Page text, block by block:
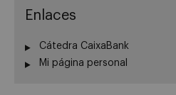
Enlaces
Cátedra CaixaBank
Mi página personal